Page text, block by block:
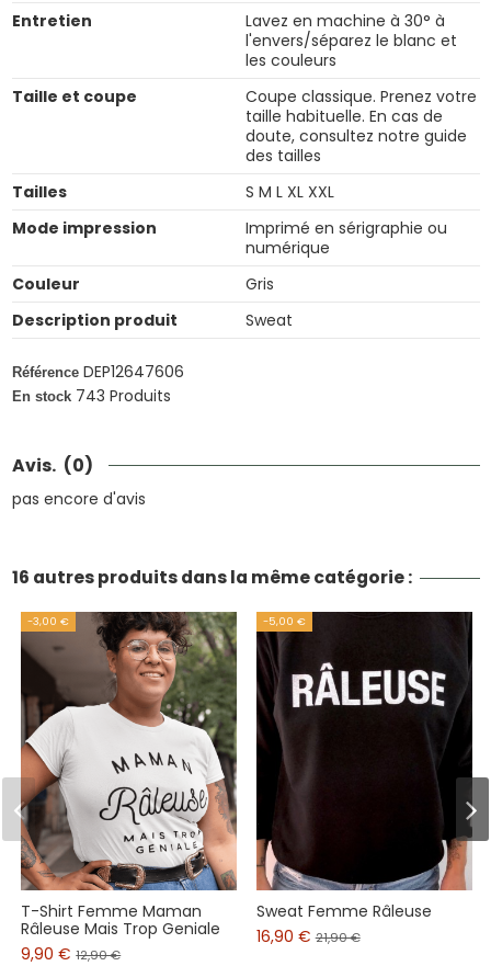
Entretien
Lavez en machine à 30° à
l'envers/séparez le blanc et
les couleurs
Taille et coupe
Coupe classique. Prenez votre
taille habituelle. En cas de
doute, consultez notre guide
des tailles
Tailles
S M L XL XXL
Mode impression
Imprimé en sérigraphie ou
numérique
Couleur
Gris
Description produit
Sweat
Référence DEP12647606
En stock 743 Produits
Avis. (0)
pas encore d'avis
16 autres produits dans la même catégorie :
-3,00 €
T-Shirt Femme Maman
Râleuse Mais Trop Geniale
9,90 €12,90 €
-5,00 €
Sweat Femme Râleuse
16,90 €21,90 €